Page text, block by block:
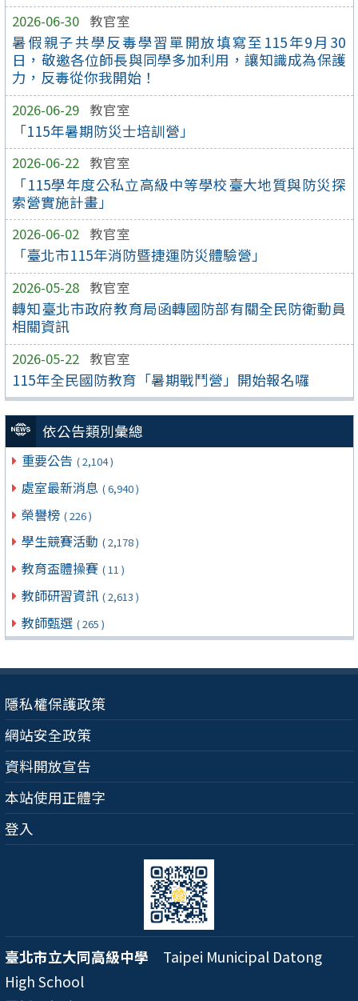
2026-06-30 教官室
暑假親子共學反毒學習單開放填寫至115年9月30
日，敬邀各位師長與同學多加利用，讓知識成為保護
力，反毒從你我開始！
2026-06-29 教官室
「115年暑期防災士培訓營」
2026-06-22 教官室
「115學年度公私立高級中等學校臺大地質與防災探
索營實施計畫」
2026-06-02 教官室
「臺北市115年消防暨捷運防災體驗營」
2026-05-28 教官室
轉知臺北市政府教育局函轉國防部有關全民防衛動員
相關資訊
2026-05-22 教官室
115年全民國防教育「暑期戰鬥營」開始報名囉
依公告類別彙總
重要公告 ( 2,104 )
處室最新消息 ( 6,940 )
榮譽榜 ( 226 )
學生競賽活動 ( 2,178 )
教育盃體操賽 ( 11 )
教師研習資訊 ( 2,613 )
教師甄選 ( 265 )
隱私權保護政策
網站安全政策
資料開放宣告
本站使用正體字
登入
臺北市立大同高級中學 Taipei Municipal Datong
High School